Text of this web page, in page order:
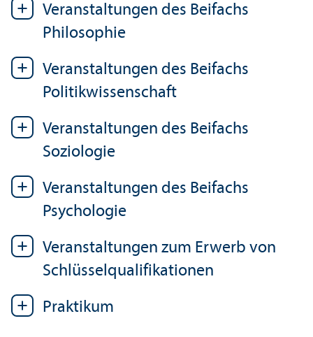
Veranstaltungen des Beifachs
Philosophie
Veranstaltungen des Beifachs
Politikwissenschaft
Veranstaltungen des Beifachs
Soziologie
Veranstaltungen des Beifachs
Psychologie
Veranstaltungen zum Erwerb von
Schlüsselqualifikationen
Praktikum